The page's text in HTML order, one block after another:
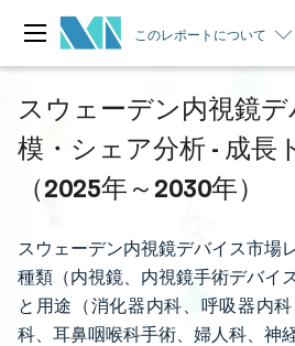
このレポートについて
スウェーデン内視鏡
模・シェア分析 - 成長
（2025年～2030年）
スウェーデン内視鏡デバイス市場
種類（内視鏡、内視鏡手術デバイ
と用途（消化器内科、呼吸器内
科、耳鼻咽喉科手術、婦人科、神